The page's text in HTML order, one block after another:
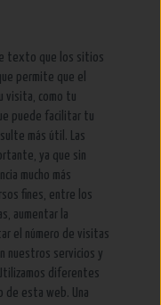
texto que los sitios
permite que el
visita, como tu
puede facilitar tu
más útil. Las
ya que sin
mucho más
fines, entre los
aumentar la
el número de visitas
nuestros servicios y
Utilizamos diferentes
de esta web. Una